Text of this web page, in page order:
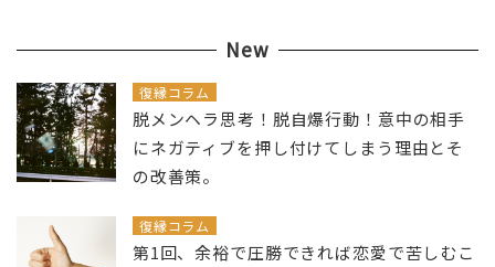
New
復縁コラム
脱メンヘラ思考！脱自爆行動！意中の相手
にネガティブを押し付けてしまう理由とそ
の改善策。
復縁コラム
第1回、余裕で圧勝できれば恋愛で苦しむこ